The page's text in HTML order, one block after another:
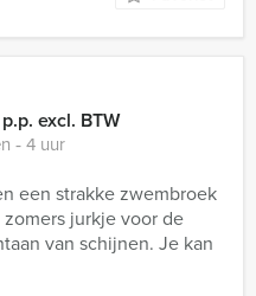
p.p. excl. BTW
‐ 4 uur
een strakke zwembroek
jurkje voor de
van schijnen. Je kan